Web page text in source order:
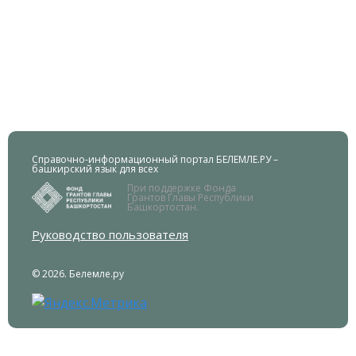
Справочно-информационный портал БЕЛЕМЛЕ.РУ –
башкирский язык для всех
При поддержке Фонда
Грантов Главы Республики
Башкортостан.
Руководство пользователя
© 2026. Белемле.ру